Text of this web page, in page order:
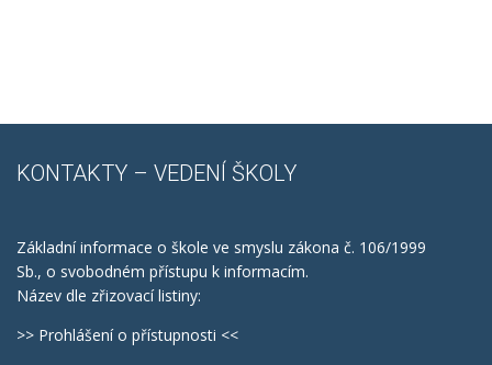
KONTAKTY – VEDENÍ ŠKOLY
Základní informace o škole ve smyslu zákona č. 106/1999
Sb., o svobodném přístupu k informacím.
Název dle zřizovací listiny:
>> Prohlášení o přístupnosti <<